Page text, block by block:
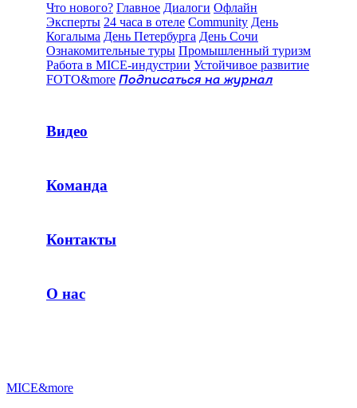
Что нового? Главное Диалоги Офлайн
Эксперты 24 часа в отеле Community День
Когалыма День Петербурга День Сочи
Ознакомительные туры Промышленный туризм
Работа в MICE-индустрии Устойчивое развитие
FOTO&more Подписаться на журнал
Видео
Команда
Контакты
О нас
MICE&more